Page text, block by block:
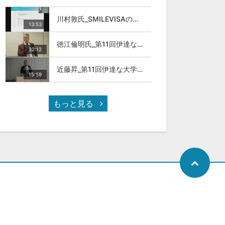
13:53
川村敦氏_SMILEVISAのサービスについて
32:12
徳江倫明氏_第11回伊達な大学院セミナー
15:59
近藤昇_第11回伊達な大学院セミナー
もっと見る